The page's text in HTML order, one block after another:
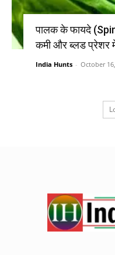
पालक के फायदे
कमी और ब्लड प्रेशर
India Hunts - October